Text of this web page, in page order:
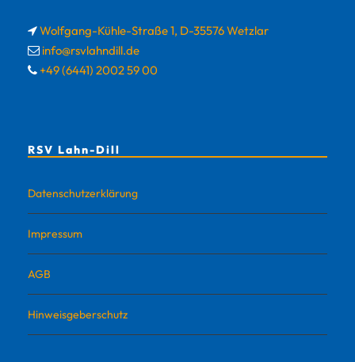
Wolfgang-Kühle-Straße 1, D-35576 Wetzlar
info@rsvlahndill.de
+49 (6441) 2002 59 00
RSV Lahn-Dill
Datenschutzerklärung
Impressum
AGB
Hinweisgeberschutz